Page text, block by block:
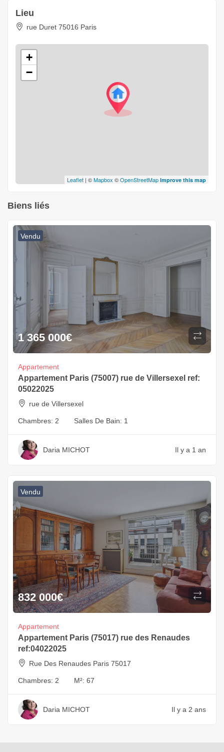
Lieu
rue Duret 75016 Paris
+
−
Leaflet | ©Mapbox ©OpenStreetMap Improve this map
Biens liés
Vendu
1 365 000€
Appartement
Appartement Paris (75007) rue de Villersexel ref:
05022025
rue de Villersexel
Chambres: 2 Salles De Bain: 1
Daria MICHOT Il y a 1 an
Vendu
832 000€
Appartement
Appartement Paris (75017) rue des Renaudes
ref:04022025
Rue Des Renaudes Paris 75017
Chambres: 2 M²: 67
Daria MICHOT Il y a 2 ans